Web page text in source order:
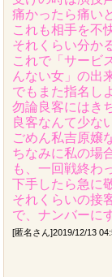
痛かったら痛い
これも相手を不
それくらい分か
これで「サービ
んない女」の出
でもまた指名し
勿論良客にはき
良客なんて少な
ごめん私吉原嬢
ちなみに私の場
も、一回戦終わ
下手したら急に
それくらいの接
で、ナンバーに
[匿名さん]2019/12/13